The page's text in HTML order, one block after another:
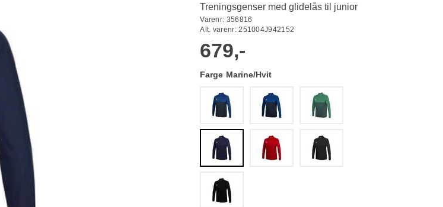
Treningsgenser med glidelås til junior
Varenr: 356816
Alt. varenr:251004J942152
679,-
Farge Marine/Hvit